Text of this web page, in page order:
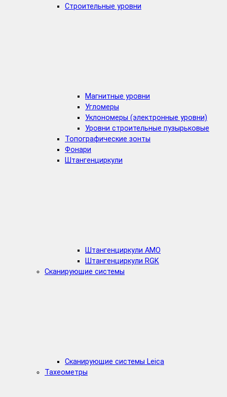
Строительные уровни
Магнитные уровни
Угломеры
Уклономеры (электронные уровни)
Уровни строительные пузырьковые
Топографические зонты
Фонари
Штангенциркули
Штангенциркули AMO
Штангенциркули RGK
Сканирующие системы
Сканирующие системы Leica
Тахеометры